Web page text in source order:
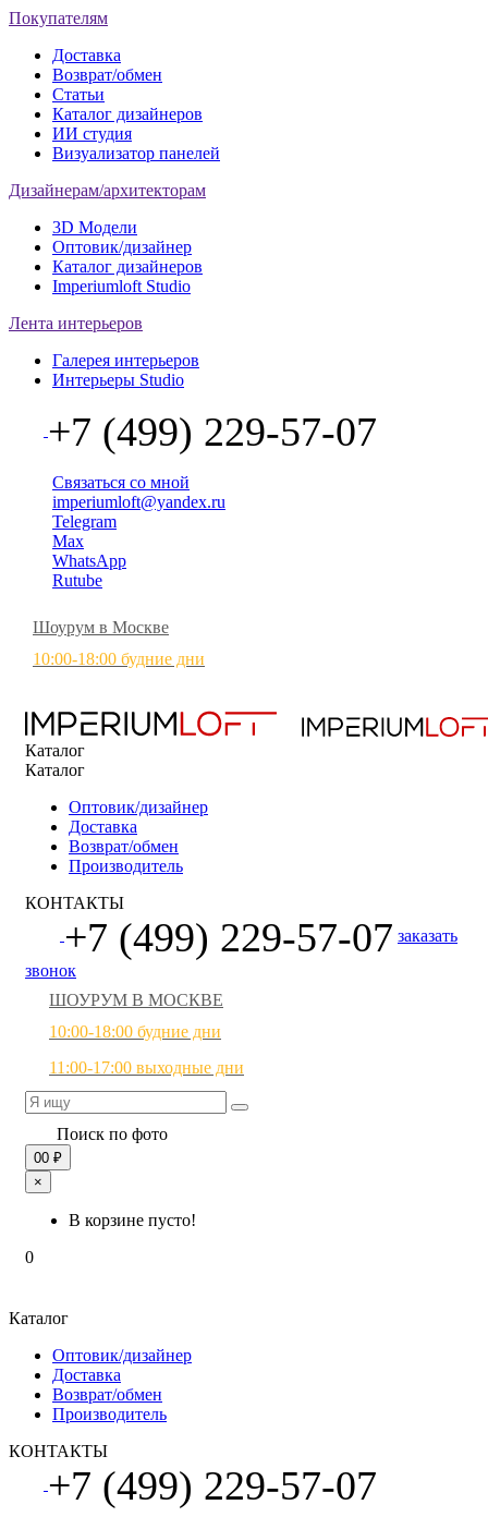
Покупателям
Доставка
Возврат/обмен
Статьи
Каталог дизайнеров
ИИ студия
Визуализатор панелей
Дизайнерам/архитекторам
3D Модели
Оптовик/дизайнер
Каталог дизайнеров
Imperiumloft Studio
Лента интерьеров
Галерея интерьеров
Интерьеры Studio
+7 (499) 229-57-07
Связаться со мной
imperiumloft@yandex.ru
Telegram
Max
WhatsApp
Rutube
Шоурум в Москве
10:00-18:00 будние дни
Каталог
Каталог
Оптовик/дизайнер
Доставка
Возврат/обмен
Производитель
КОНТАКТЫ
+7 (499) 229-57-07 заказать
звонок
ШОУРУМ В МОСКВЕ
10:00-18:00 будние дни
11:00-17:00 выходные дни
Поиск по фото
00 ₽
×
В корзине пусто!
0
Каталог
Оптовик/дизайнер
Доставка
Возврат/обмен
Производитель
КОНТАКТЫ
+7 (499) 229-57-07